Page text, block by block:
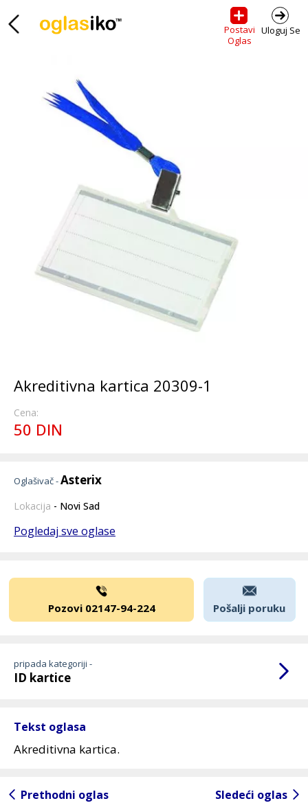
Postavi
Oglas
Uloguj Se
Akreditivna kartica 20309-1
Cena:
50 DIN
Oglašivač -Asterix
Lokacija - Novi Sad
Pogledaj sve oglase
Pozovi 02147-94-224 Pošalji poruku
pripada kategoriji -
ID kartice
Tekst oglasa
Akreditivna kartica.
Prethodni oglas Sledeći oglas